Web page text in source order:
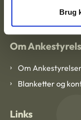
Brug
CVR: 1007 4002
Om
Om
Blanketter og
Links